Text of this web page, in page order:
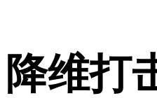
降维打